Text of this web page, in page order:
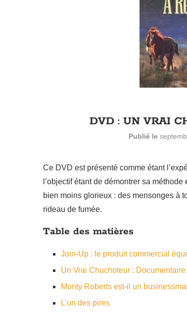
DVD : UN VRAI
Publié le
Ce DVD est présenté comme étant
l’objectif étant de démontrer sa
bien moins glorieux : des mensonges à
rideau de fumée.
Table des matières
Join-Up : le produit commercial
Un Vrai Chuchoteur :
Monty Roberts est-il un
L’un des pires